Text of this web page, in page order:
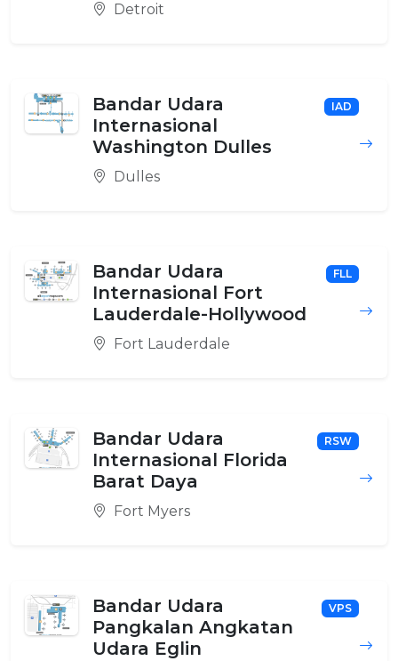
Detroit
Bandar Udara
Internasional
Washington Dulles
IAD
Dulles
Bandar Udara
Internasional Fort
Lauderdale-Hollywood
FLL
Fort Lauderdale
Bandar Udara
Internasional Florida
Barat Daya
RSW
Fort Myers
Bandar Udara
Pangkalan Angkatan
Udara Eglin
VPS